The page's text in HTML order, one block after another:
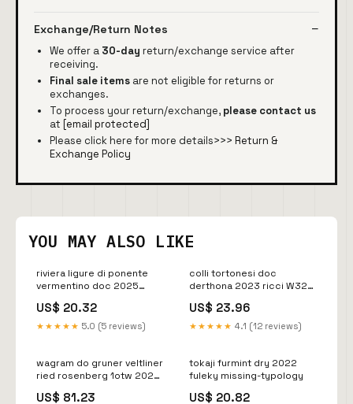
Exchange/Return Notes
We offer a 30-day return/exchange service after
receiving.
Final sale items are not eligible for returns or
exchanges.
To process your return/exchange, please contact us
at [email protected]
Please click here for more details>>> Return &
Exchange Policy
YOU MAY ALSO LIKE
riviera ligure di ponente
vermentino doc 2025
US$ 20.32
★★★★★ 5.0 (5 reviews)
colli tortonesi doc
derthona 2023 ricci W32-
US$ 23.96
★★★★★ 4.1 (12 reviews)
wagram do gruner veltliner
ried rosenberg 1otw 2023
US$ 81.23
tokaji furmint dry 2022
fuleky missing-typology
US$ 20.82